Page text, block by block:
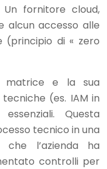
fornitore cloud,
alcun accesso alle
(principio di « zero
matrice e la sua
(es. IAM in
Questa
tecnico in una
che l’azienda ha
controlli per